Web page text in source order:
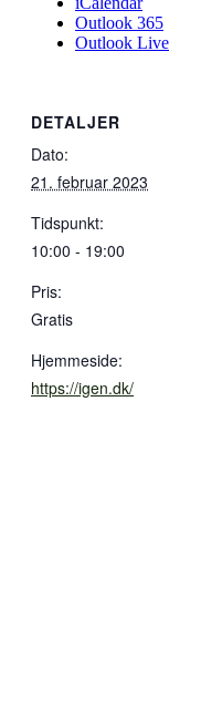
Outlook 365
Outlook Live
DETALJER
Dato:
21. februar 2023
Tidspunkt:
10:00 - 19:00
Pris:
Gratis
Hjemmeside:
https://igen.dk/